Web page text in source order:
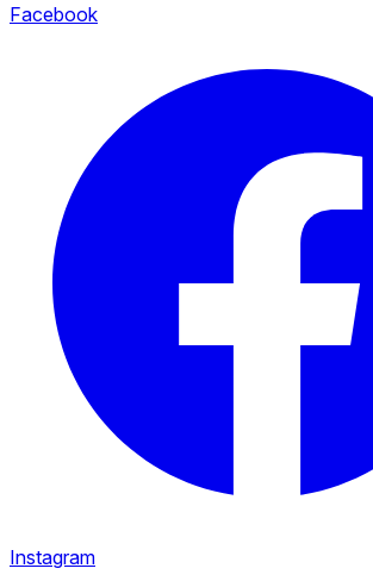
Facebook
Instagram